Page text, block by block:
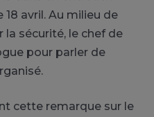
avril. Au milieu de
sécurité, le chef de
pour parler de
cette remarque sur le